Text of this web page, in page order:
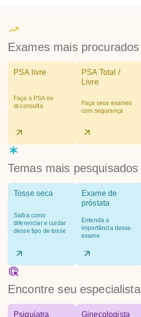
Exames mais procurados
PSA livre
Faça o PSA no
dr.consulta
PSA Total /
Livre
Faça seus exames
com segurança
Temas mais pesquisados
Tosse seca
Saiba como
diferenciar e cuidar
desse tipo de tosse
Exame de
próstata
Entenda a
importância desse
exame
Encontre seu especialista
Psiquiatra Ginecologista